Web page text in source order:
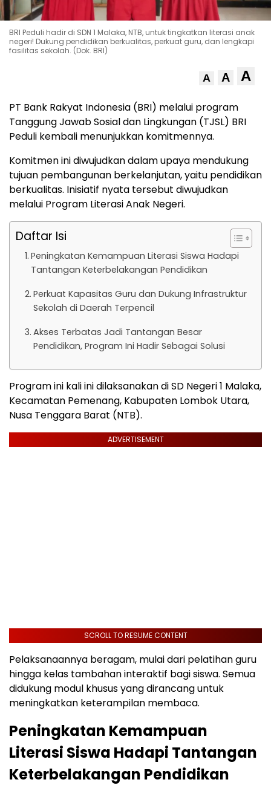
BRI Peduli hadir di SDN 1 Malaka, NTB, untuk tingkatkan literasi anak
negeri! Dukung pendidikan berkualitas, perkuat guru, dan lengkapi
fasilitas sekolah. (Dok. BRI)
A A A
PT Bank Rakyat Indonesia (BRI) melalui program
Tanggung Jawab Sosial dan Lingkungan (TJSL) BRI
Peduli kembali menunjukkan komitmennya.
Komitmen ini diwujudkan dalam upaya mendukung
tujuan pembangunan berkelanjutan, yaitu pendidikan
berkualitas. Inisiatif nyata tersebut diwujudkan
melalui Program Literasi Anak Negeri.
Daftar Isi
Peningkatan Kemampuan Literasi Siswa Hadapi
Tantangan Keterbelakangan Pendidikan
Perkuat Kapasitas Guru dan Dukung Infrastruktur
Sekolah di Daerah Terpencil
Akses Terbatas Jadi Tantangan Besar
Pendidikan, Program Ini Hadir Sebagai Solusi
Program ini kali ini dilaksanakan di SD Negeri 1 Malaka,
Kecamatan Pemenang, Kabupaten Lombok Utara,
Nusa Tenggara Barat (NTB).
ADVERTISEMENT
SCROLL TO RESUME CONTENT
Pelaksanaannya beragam, mulai dari pelatihan guru
hingga kelas tambahan interaktif bagi siswa. Semua
didukung modul khusus yang dirancang untuk
meningkatkan keterampilan membaca.
Peningkatan Kemampuan
Literasi Siswa Hadapi Tantangan
Keterbelakangan Pendidikan